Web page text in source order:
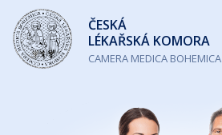
Česká
lékařská
komora
ČESKÁ
LÉKAŘSKÁ KOMORA
CAMERA MEDICA BOHEMICA